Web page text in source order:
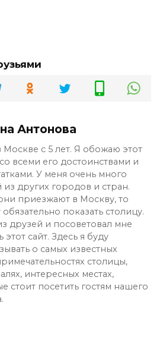
Антонова
с 5 лет. Я обожаю этот
всеми его достоинствами и
У меня очень много
из других городов и стран.
приезжают в Москву, то
обязательно показать столицу.
друзей и посоветовал мне
этот сайт. Здесь я буду
о самых известных
столицы,
интересных местах,
стоит посетить гостям нашего